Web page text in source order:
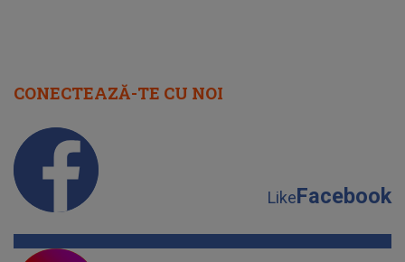
CONECTEAZĂ-TE CU NOI
LikeFacebook